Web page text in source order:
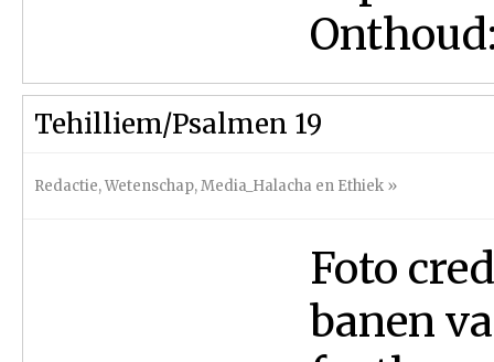
Tehilliem/Psalmen 19
Redactie,Wetenschap,Media_Halacha en Ethiek »
Foto
banen